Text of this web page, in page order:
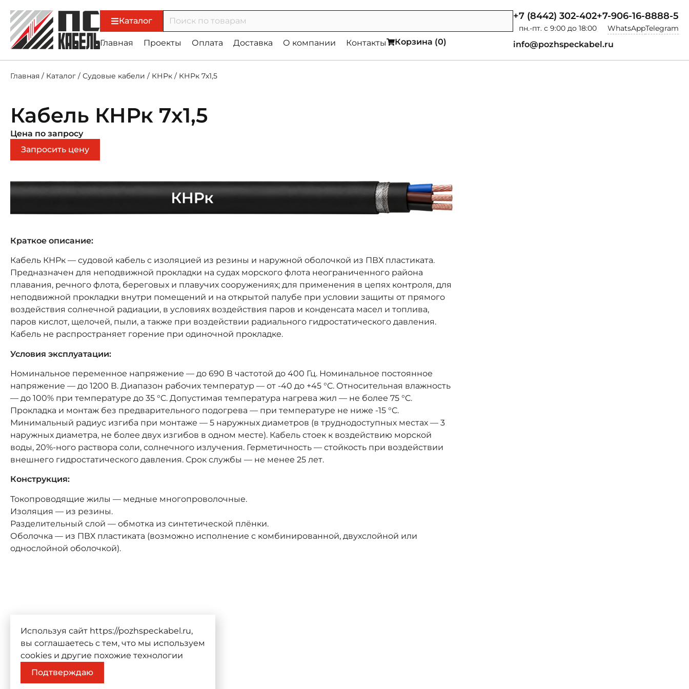
Каталог
Главная Проекты Оплата Доставка О компании Контакты Корзина (0)
+7 (8442) 302-402
пн.-пт. с 9:00 до 18:00
+7-906-16-8888-5
WhatsAppTelegram
info@pozhspeckabel.ru
Главная / Каталог / Судовые кабели / КНРк / КНРк 7х1,5
Кабель КНРк 7х1,5
Цена по запросу
Запросить цену
Краткое описание:
Кабель КНРк — судовой кабель с изоляцией из резины и наружной оболочкой из ПВХ пластиката.
Предназначен для неподвижной прокладки на судах морского флота неограниченного района
плавания, речного флота, береговых и плавучих сооружениях; для применения в цепях контроля, для
неподвижной прокладки внутри помещений и на открытой палубе при условии защиты от прямого
воздействия солнечной радиации, в условиях воздействия паров и конденсата масел и топлива,
паров кислот, щелочей, пыли, а также при воздействии радиального гидростатического давления.
Кабель не распространяет горение при одиночной прокладке.
Условия эксплуатации:
Номинальное переменное напряжение — до 690 В частотой до 400 Гц. Номинальное постоянное
напряжение — до 1200 В. Диапазон рабочих температур — от -40 до +45 °C. Относительная влажность
— до 100% при температуре до 35 °C. Допустимая температура нагрева жил — не более 75 °C.
Прокладка и монтаж без предварительного подогрева — при температуре не ниже -15 °C.
Минимальный радиус изгиба при монтаже — 5 наружных диаметров (в труднодоступных местах — 3
наружных диаметра, не более двух изгибов в одном месте). Кабель стоек к воздействию морской
воды, 20%-ного раствора соли, солнечного излучения. Герметичность — стойкость при воздействии
внешнего гидростатического давления. Срок службы — не менее 25 лет.
Конструкция:
Токопроводящие жилы — медные многопроволочные.
Изоляция — из резины.
Разделительный слой — обмотка из синтетической плёнки.
Оболочка — из ПВХ пластиката (возможно исполнение с комбинированной, двухслойной или
однослойной оболочкой).
Используя сайт https://pozhspeckabel.ru,
вы соглашаетесь с тем, что мы используем
cookies и другие похожие технологии
Подтверждаю